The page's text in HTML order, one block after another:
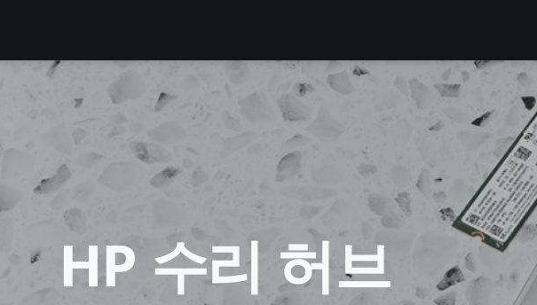
HP 수리 허브